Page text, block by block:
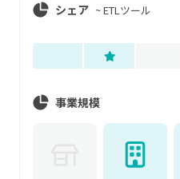
シェア ~ETLツール
事業規模